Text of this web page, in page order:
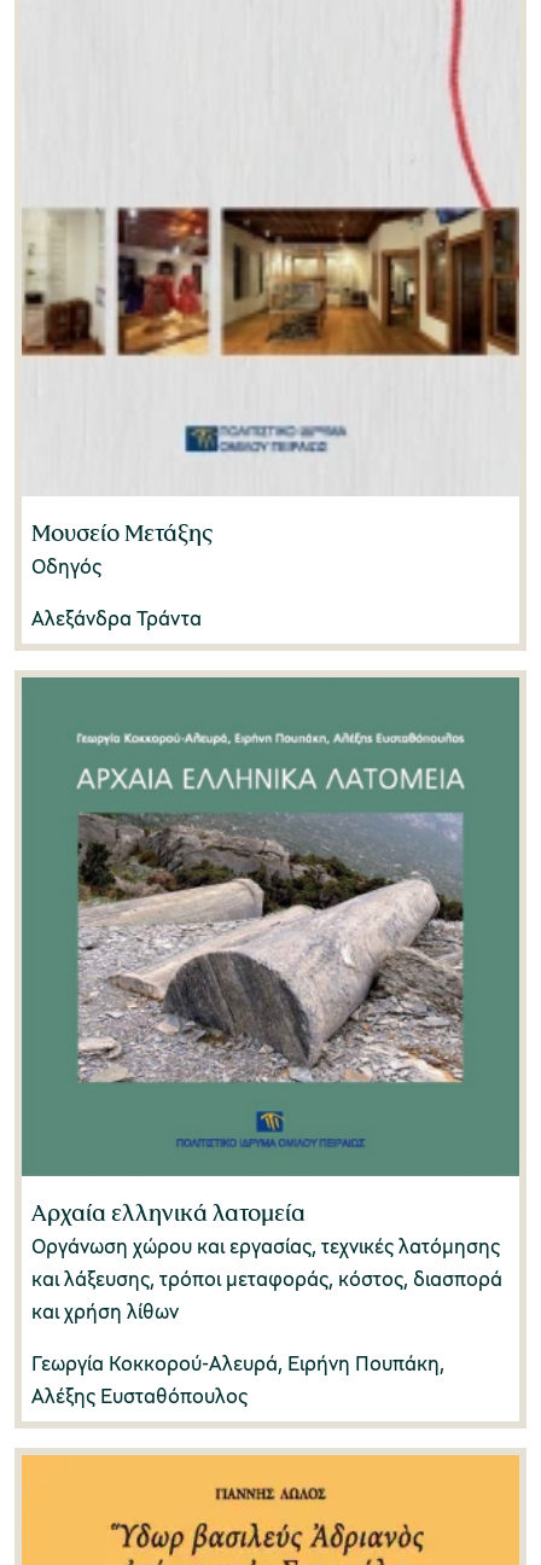
Μουσείο Μετάξης
Οδηγός
Αλεξάνδρα Τράντα
Αρχαία ελληνικά λατομεία
Οργάνωση χώρου και εργασίας, τεχνικές λατόμησης
και λάξευσης, τρόποι μεταφοράς, κόστος, διασπορά
και χρήση λίθων
Γεωργία Κοκκορού-Αλευρά, Ειρήνη Πουπάκη,
Αλέξης Ευσταθόπουλος